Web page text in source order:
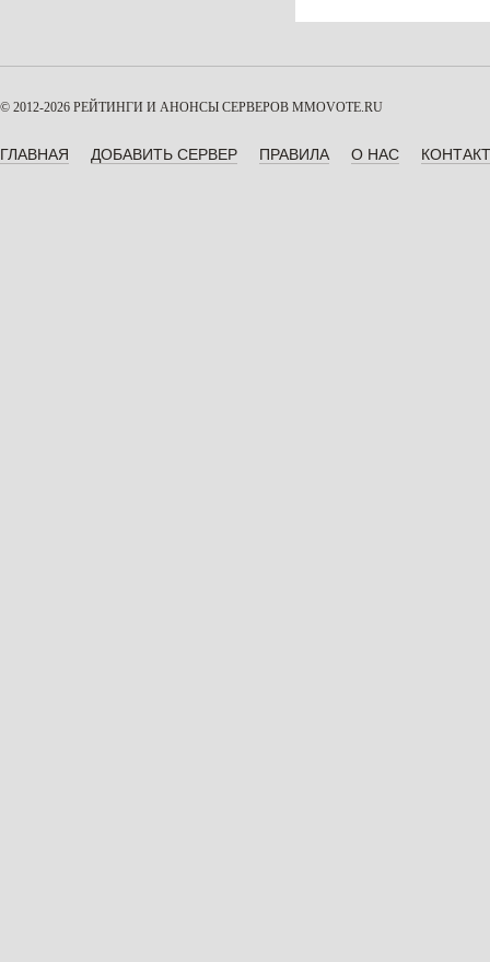
© 2012-2026 РЕЙТИНГИ И АНОНСЫ СЕРВЕРОВ MMOVOTE.RU
ГЛАВНАЯ ДОБАВИТЬ СЕРВЕР ПРАВИЛА О НАС